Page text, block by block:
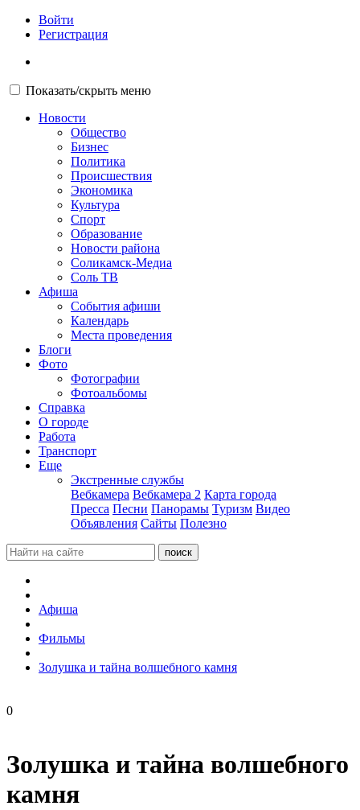
Войти
Регистрация
Показать/скрыть меню
Новости
Общество
Бизнес
Политика
Происшествия
Экономика
Культура
Спорт
Образование
Новости района
Соликамск-Медиа
Соль ТВ
Афиша
События афиши
Календарь
Места проведения
Блоги
Фото
Фотографии
Фотоальбомы
Справка
О городе
Работа
Транспорт
Еще
Экстренные службы
Вебкамера Вебкамера 2 Карта города
Пресса Песни Панорамы Туризм Видео
Объявления Сайты Полезно
Афиша
Фильмы
Золушка и тайна волшебного камня
0
Золушка и тайна волшебного
камня